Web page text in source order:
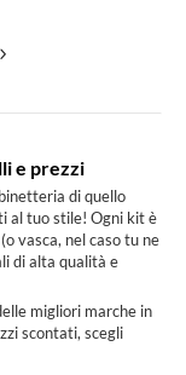
e prezzi
di quello
al tuo stile! Ogni kit è
vasca, nel caso tu ne
di alta qualità e
migliori marche in
scontati, scegli